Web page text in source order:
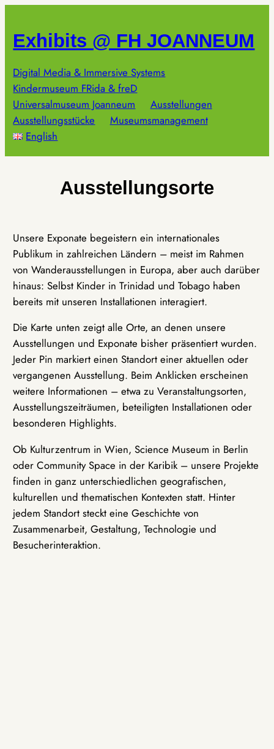
springen
Exhibits @ FH JOANNEUM
Digital Media & Immersive Systems
Kindermuseum FRida & freD
Universalmuseum Joanneum
Ausstellungen
Ausstellungsstücke
Museumsmanagement
English
Ausstellungsorte
Unsere Exponate begeistern ein internationales
Publikum in zahlreichen Ländern – meist im Rahmen
von Wanderausstellungen in Europa, aber auch darüber
hinaus: Selbst Kinder in Trinidad und Tobago haben
bereits mit unseren Installationen interagiert.
Die Karte unten zeigt alle Orte, an denen unsere
Ausstellungen und Exponate bisher präsentiert wurden.
Jeder Pin markiert einen Standort einer aktuellen oder
vergangenen Ausstellung. Beim Anklicken erscheinen
weitere Informationen – etwa zu Veranstaltungsorten,
Ausstellungszeiträumen, beteiligten Installationen oder
besonderen Highlights.
Ob Kulturzentrum in Wien, Science Museum in Berlin
oder Community Space in der Karibik – unsere Projekte
finden in ganz unterschiedlichen geografischen,
kulturellen und thematischen Kontexten statt. Hinter
jedem Standort steckt eine Geschichte von
Zusammenarbeit, Gestaltung, Technologie und
Besucherinteraktion.